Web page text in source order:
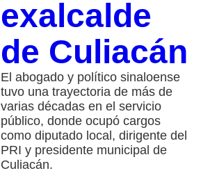
exalcalde
de Culiacán
El abogado y político sinaloense
tuvo una trayectoria de más de
varias décadas en el servicio
público, donde ocupó cargos
como diputado local, dirigente del
PRI y presidente municipal de
Culiacán.